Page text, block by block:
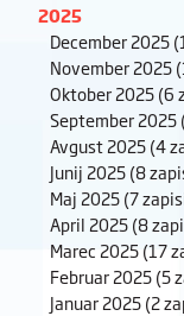
2025
December 2025
November 2025
Oktober 2025(6
September 2025
Avgust 2025(4
Junij 2025(8
Maj 2025(7
April 2025(8
Marec 2025(17
Februar 2025(5
Januar 2025(2